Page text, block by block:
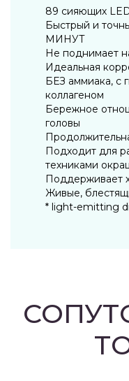
89 сияющих
Быстрый и
МИНУТ
Не поднимает
Идеальная
БЕЗ аммиака, с
коллагеном
Бережное
головы
Подходит для
техниками
Поддерживает
Живые,
* light-emitting